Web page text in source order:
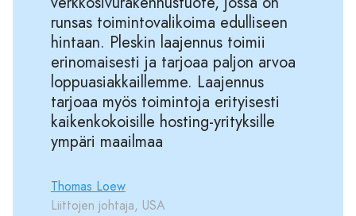
runsas toimintovalikoima edulliseen
hintaan. Pleskin laajennus toimii
erinomaisesti ja tarjoaa paljon arvoa
loppuasiakkaillemme. Laajennus
tarjoaa myös toimintoja erityisesti
kaikenkokoisille hosting-yrityksille
ympäri maailmaa
Thomas Loew
Liittojen johtaja, USA